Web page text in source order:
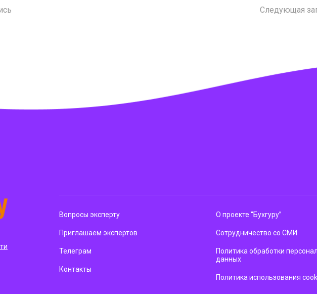
Следующая
Вопросы эксперту
Приглашаем экспертов
Телеграм
Контакты
О проекте “Бухгуру”
Сотрудничество со СМИ
Политика обработки
данных
Политика использования